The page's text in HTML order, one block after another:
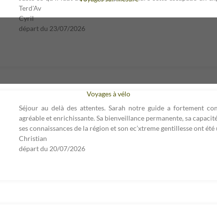
Voyages à vélo
Terd'Av
Cyril
départ du 23/07/2026
Séjour au delà des attentes. Sarah notre guide a fortement
agréable et enrichissante. Sa bienveillance permanente, sa
ses connaissances de la région et son ec’xtreme gentillesse ont
Christian
départ du 20/07/2026